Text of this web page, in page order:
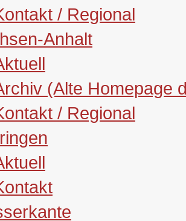
/ Regional
Anhalt
(Alte Homepage
/ Regional